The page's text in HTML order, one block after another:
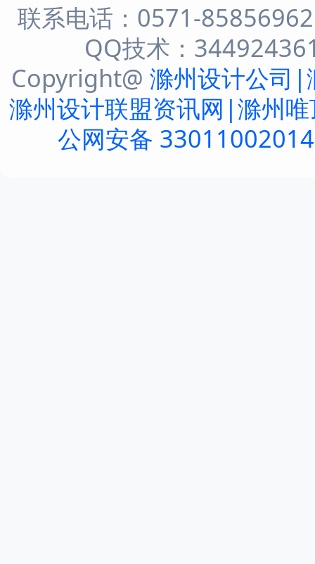
联系电话：0571-
QQ技术：
Copyright@ 滁州设计公司|
滁州设计联盟资讯网|滁州
公网安备